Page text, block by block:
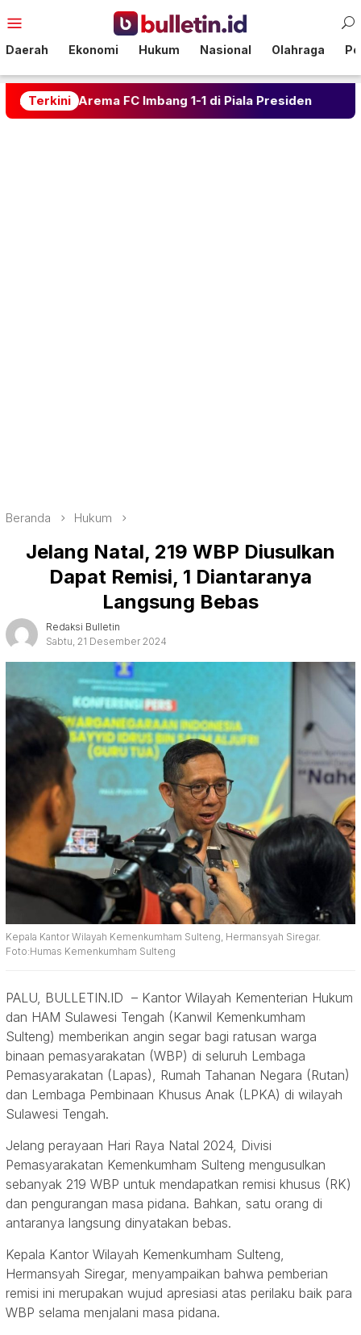
ke
Mobile
Daerah Ekonomi Hukum Nasional Olahraga
Terkini
FC Imbang 1-1 di Piala Presiden Kalahkan
Beranda Hukum
Jelang Natal, 219 WBP Diusulkan
Dapat Remisi, 1 Diantaranya
Langsung Bebas
Redaksi Bulletin
Sabtu, 21 Desember 2024
Kepala Kantor Wilayah Kemenkumham Sulteng, Hermansyah Siregar.
Foto:Humas Kemenkumham Sulteng
PALU, BULLETIN.ID – Kantor Wilayah Kementerian Hukum
dan HAM Sulawesi Tengah (Kanwil Kemenkumham
Sulteng) memberikan angin segar bagi ratusan warga
binaan pemasyarakatan (WBP) di seluruh Lembaga
Pemasyarakatan (Lapas), Rumah Tahanan Negara (Rutan)
dan Lembaga Pembinaan Khusus Anak (LPKA) di wilayah
Sulawesi Tengah.
Jelang perayaan Hari Raya Natal 2024, Divisi
Pemasyarakatan Kemenkumham Sulteng mengusulkan
sebanyak 219 WBP untuk mendapatkan remisi khusus (RK)
dan pengurangan masa pidana. Bahkan, satu orang di
antaranya langsung dinyatakan bebas.
Kepala Kantor Wilayah Kemenkumham Sulteng,
Hermansyah Siregar, menyampaikan bahwa pemberian
remisi ini merupakan wujud apresiasi atas perilaku baik para
WBP selama menjalani masa pidana.